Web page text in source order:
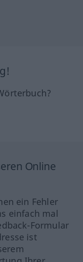
Online
ein Fehler
einfach mal
Formular
ist